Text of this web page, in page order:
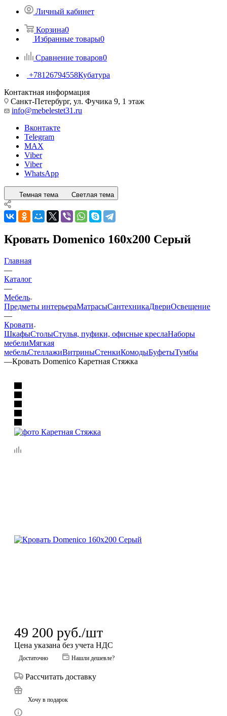
Личный кабинет
Корзина0
Избранные товары0
Сравнение товаров0
+78126794558Кубатура
Контактная информация
Санкт-Петербург, ул. Фучика 9, 1 этаж
info@mebelestet31.ru
Вконтакте
Telegram
MAX
Viber
Viber
WhatsApp
Темная тема Светлая тема
Кровать Domenico 160x200 Серый
Главная
—
Каталог
—
Мебель
Предметы интерьераМатрасыСантехникаДвериОсвещение
—
Кровати
ШкафыСтолыСтулья, пуфики, офисные креслаНаборы
мебелиМягкая
мебельСтеллажиВитриныСтенкиКомодыБуфетыТумбы
—Кровать Domenico Каретная Стяжка
49 200 руб./шт
Цена указана без учета НДС
Достаточно Нашли дешевле?
Рассчитать доставку
Хочу в подарок